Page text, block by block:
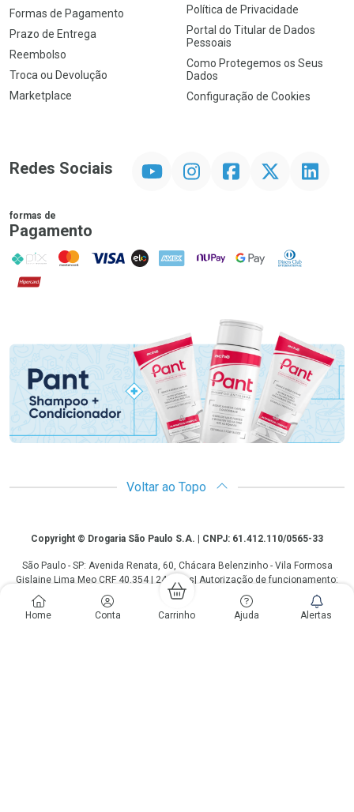
Home Conta Carrinho Ajuda Alertas
Formas de Pagamento
Prazo de Entrega
Reembolso
Troca ou Devolução
Marketplace
Política de Privacidade
Portal do Titular de Dados
Pessoais
Como Protegemos os Seus
Dados
Configuração de Cookies
Redes Sociais InstagramFacebookTwitter Linkedin
formas de
Pagamento
PIX MasterCard
VISA ELO AMEX NuPay Google PayDiners Club
Hipercard
Voltar ao Topo
CopyrightCopyright © Drogaria São Paulo S.A. | CNPJ: 61.412.110/0565-33
São Paulo - SP: Avenida Renata, 60, Chácara Belenzinho - Vila Formosa
Gislaine Lima Meo CRF 40.354 | 24 horas| Autorização de funcionamento:
Processo: 2531.559767/2014-90 Autorização/MS: 7.31847.3 | As
informações contidas neste site, como promoções e ofertas de remédios e
medicamentos, não devem ser usadas para automedicação e não